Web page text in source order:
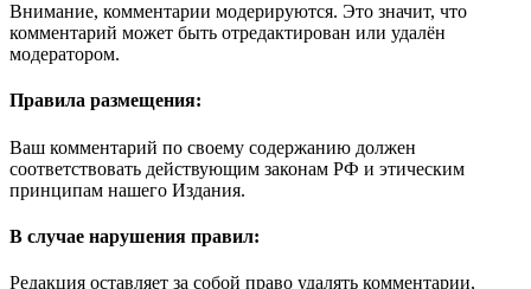
Внимание, комментарии модерируются. Это значит, что
комментарий может быть отредактирован или удалён
модератором.
Правила размещения:
Ваш комментарий по своему содержанию должен
соответствовать действующим законам РФ и этическим
принципам нашего Издания.
В случае нарушения правил:
Редакция оставляет за собой право удалять комментарии,